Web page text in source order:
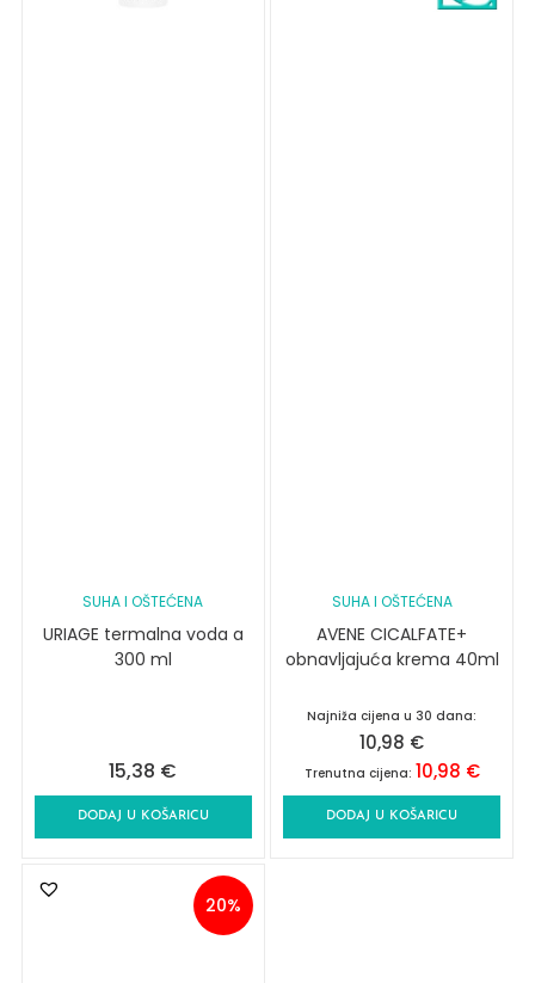
SUHA I OŠTEĆENA
URIAGE termalna voda a
300 ml
15,38 €
DODAJ U KOŠARICU
SUHA I OŠTEĆENA
AVENE CICALFATE+
obnavljajuća krema 40ml
Najniža cijena u 30 dana:
10,98 €
Trenutna cijena: 10,98 €
DODAJ U KOŠARICU
20%